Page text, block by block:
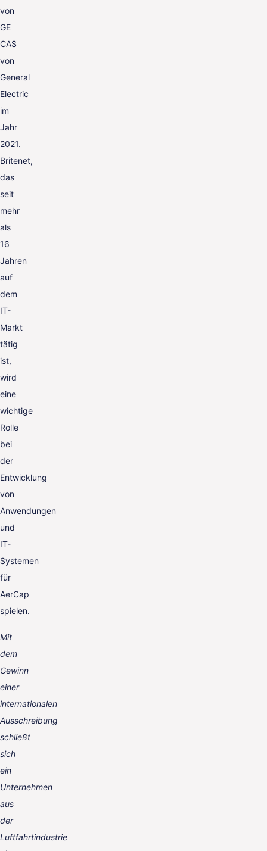
von
GE
CAS
von
General
Electric
im
Jahr
2021.
Britenet,
das
seit
mehr
als
16
Jahren
auf
dem
IT-
Markt
tätig
ist,
wird
eine
wichtige
Rolle
bei
der
Entwicklung
von
Anwendungen
und
IT-
Systemen
für
AerCap
spielen.
Mit
dem
Gewinn
einer
internationalen
Ausschreibung
schließt
sich
ein
Unternehmen
aus
der
Luftfahrtindustrie